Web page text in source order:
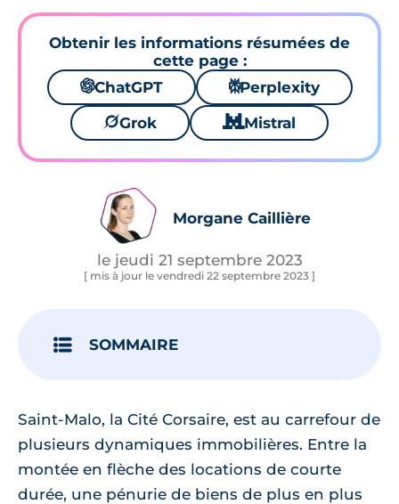
Obtenir les informations résumées de
cette page :
🌌ChatGPT ⚙Perplexity
🪐Grok 🐱 Mistral
Morgane Caillière
le jeudi 21 septembre 2023
[ mis à jour le vendredi 22 septembre 2023 ]
SOMMAIRE
Saint-Malo, la Cité Corsaire, est au carrefour de
plusieurs dynamiques immobilières. Entre la
montée en flèche des locations de courte
durée, une pénurie de biens de plus en plus